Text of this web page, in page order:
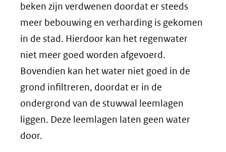
beken zijn verdwenen doordat er steeds
meer bebouwing en verharding is gekomen
in de stad. Hierdoor kan het regenwater
niet meer goed worden afgevoerd.
Bovendien kan het water niet goed in de
grond infiltreren, doordat er in de
ondergrond van de stuwwal leemlagen
liggen. Deze leemlagen laten geen water
door.